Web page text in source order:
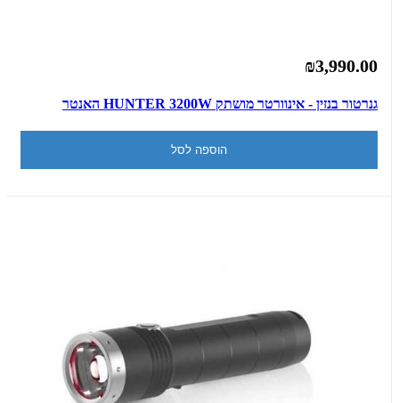
₪3,990.00
גנרטור בנזין - אינוורטר מושתק HUNTER 3200W האנטר
הוספה לסל